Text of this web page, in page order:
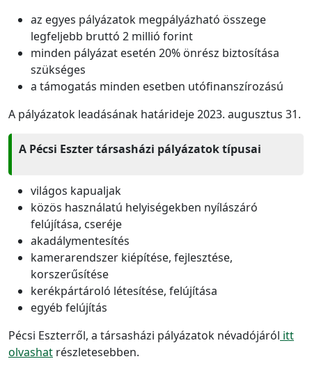
az egyes pályázatok megpályázható összege
legfeljebb bruttó 2 millió forint
minden pályázat esetén 20% önrész biztosítása
szükséges
a támogatás minden esetben utófinanszírozású
A pályázatok leadásának határideje 2023. augusztus 31.
A Pécsi Eszter társasházi pályázatok típusai
világos kapualjak
közös használatú helyiségekben nyílászáró
felújítása, cseréje
akadálymentesítés
kamerarendszer kiépítése, fejlesztése,
korszerűsítése
kerékpártároló létesítése, felújítása
egyéb felújítás
Pécsi Eszterről, a társasházi pályázatok névadójáról itt
olvashat részletesebben.